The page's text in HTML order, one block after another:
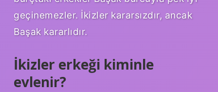
geçinemezler. İkizler kararsızdır, ancak
Başak kararlıdır.
İkizler erkeği kiminle
evlenir?